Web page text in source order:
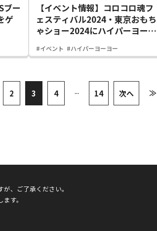
ブー
ゲ
【イベント情報】コロコロ魂フ
ェスティバル2024・東京おもち
ゃショー2024にハイパーヨーヨ
#イベント #ハイパーヨーヨー
2 3 4 ... 14 次へ ≫
、ご了承ください。
す。